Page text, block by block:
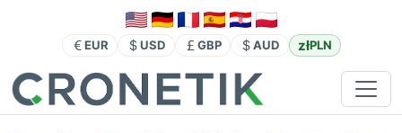
EUR USD GBP AUD złPLN